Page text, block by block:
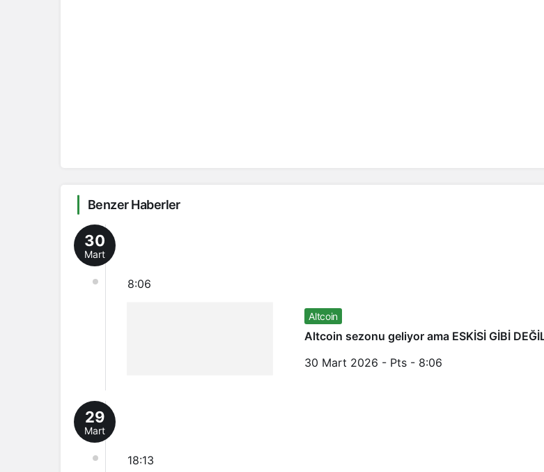
Benzer Haberler
30
Mart
8:06
Altcoin
Altcoin sezonu geliyor ama ESKİSİ GİBİ
30 Mart 2026 - Pts - 8:06
29
Mart
18:13